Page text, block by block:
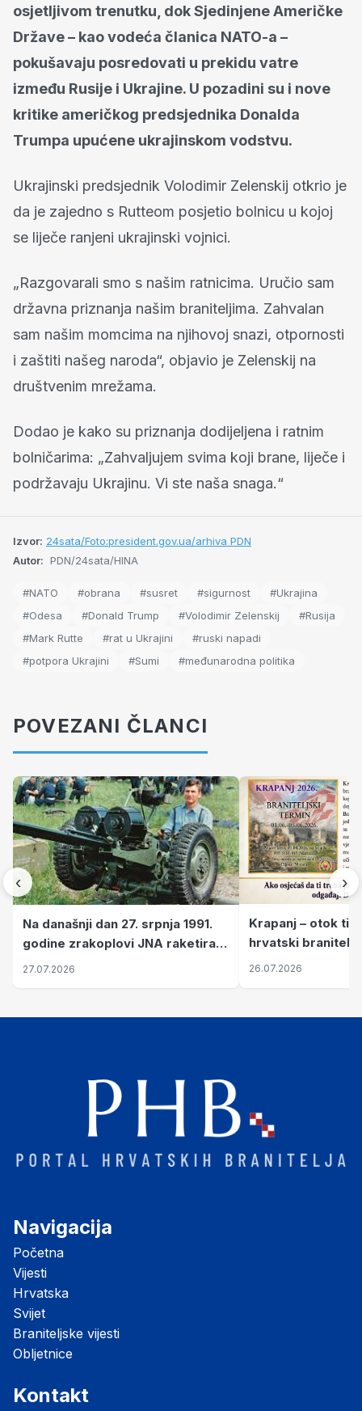
osjetljivom trenutku, dok Sjedinjene Američke
Države – kao vodeća članica NATO-a –
pokušavaju posredovati u prekidu vatre
između Rusije i Ukrajine. U pozadini su i nove
kritike američkog predsjednika Donalda
Trumpa upućene ukrajinskom vodstvu.
Ukrajinski predsjednik Volodimir Zelenskij otkrio je
da je zajedno s Rutteom posjetio bolnicu u kojoj
se liječe ranjeni ukrajinski vojnici.
„Razgovarali smo s našim ratnicima. Uručio sam
državna priznanja našim braniteljima. Zahvalan
sam našim momcima na njihovoj snazi, otpornosti
i zaštiti našeg naroda“, objavio je Zelenskij na
društvenim mrežama.
Dodao je kako su priznanja dodijeljena i ratnim
bolničarima: „Zahvaljujem svima koji brane, liječe i
podržavaju Ukrajinu. Vi ste naša snaga.“
Izvor: 24sata/Foto:president.gov.ua/arhiva PDN
Autor: PDN/24sata/HINA
#NATO #obrana #susret #sigurnost
#Ukrajina
#Odesa
#Donald Trump #Volodimir Zelenskij
#Rusija
#Mark Rutte
#rat u Ukrajini
#ruski napadi
#potpora Ukrajini
#Sumi #međunarodna politika
POVEZANI ČLANCI
‹
Na današnji dan 27. srpnja 1991.
godine zrakoplovi JNA raketirali
su vojarnu i obučni centar "Nikola
27.07.2026
Krapanj – otok
hrvatski branitelji
pronalaze mir
26.07.2026
›
Navigacija
Početna
Vijesti
Hrvatska
Svijet
Braniteljske vijesti
Obljetnice
Kontakt